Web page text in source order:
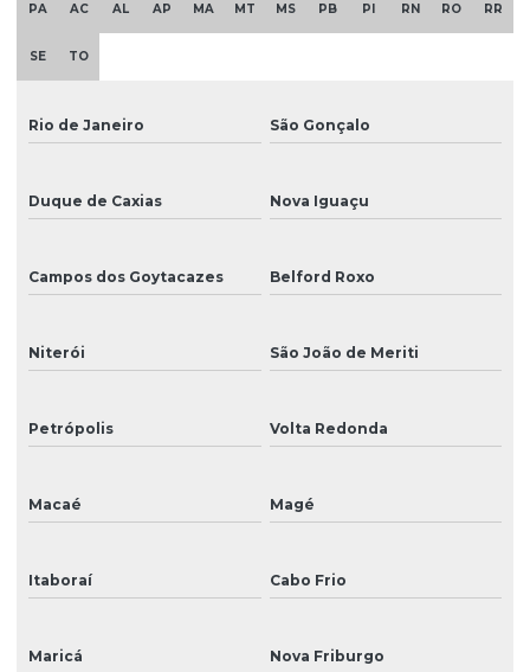
Impressão em tecidos tratados
Impressão em vinil eco solvente
Impressora ampla
Impressora digital eco solvente
Impressora digital para rótulos personalizados
Impressora dtg
Impressora eco solvente pequena
Impressora gráfica
Impressora grande formato solvente
PA AC AL AP MA MT MS PB PI RN RO RR
SE TO
Rio de Janeiro São Gonçalo
Duque de Caxias Nova Iguaçu
Campos dos Goytacazes Belford Roxo
Niterói São João de Meriti
Petrópolis Volta Redonda
Macaé Magé
Itaboraí Cabo Frio
Maricá Nova Friburgo